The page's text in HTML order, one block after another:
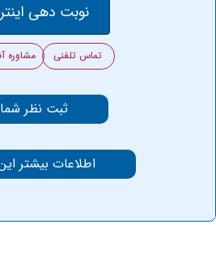
نوبت دهی اینترنتی
تماس تلفنی مشاوره آنلاین
ثبت نظر شما
اطلاعات بیشتر این مرکز